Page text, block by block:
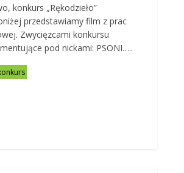
konkurs „Rękodzieło”
przedstawiamy film z prac
Zwycięzcami konkursu
pod nickami: PSONI…..